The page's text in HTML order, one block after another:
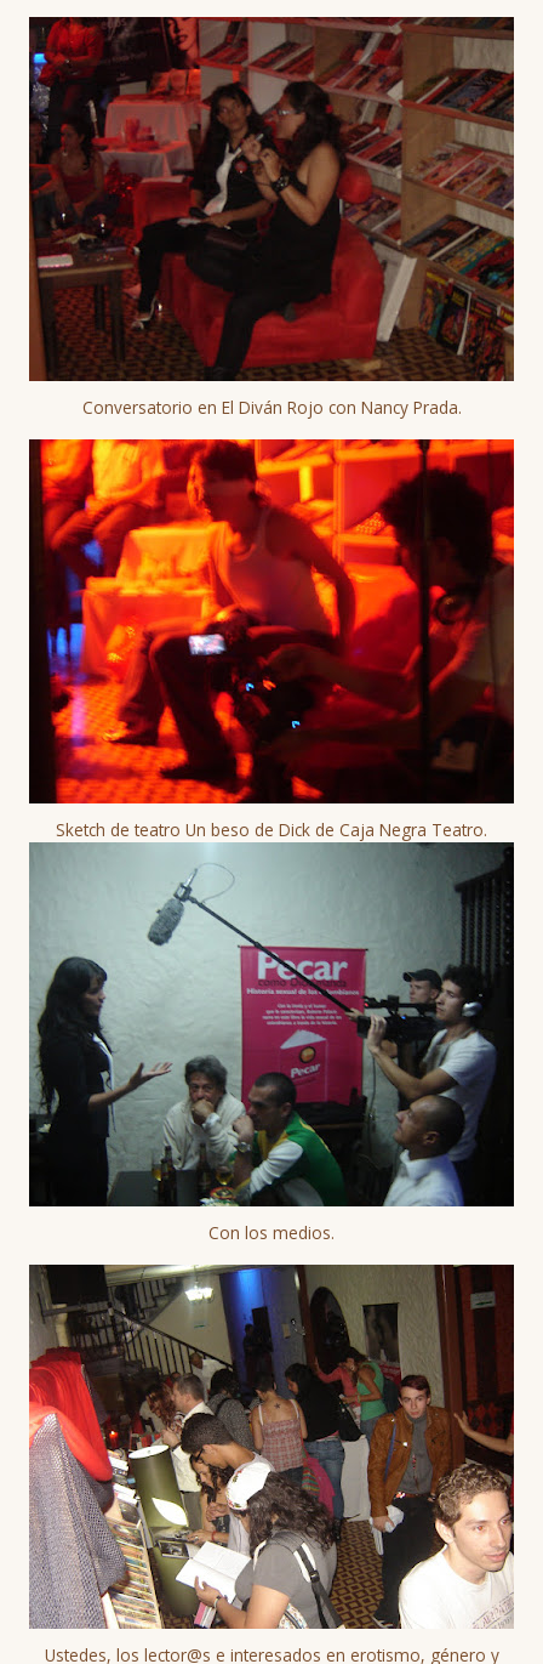
Conversatorio en El Diván Rojo con Nancy Prada.
Sketch de teatro Un beso de Dick de Caja Negra Teatro.
Con los medios.
Ustedes, los lector@s e interesados en erotismo, género y